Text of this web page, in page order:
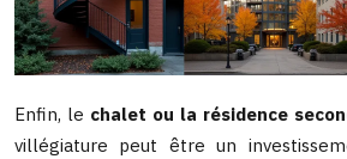
Enfin, le chalet ou la résidence
villégiature peut être un